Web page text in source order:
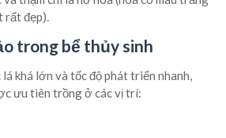
rất đẹp).
trong bể thủy sinh
khá lớn và tốc độ phát triển nhanh,
ưu tiên trồng ở các vị trí: